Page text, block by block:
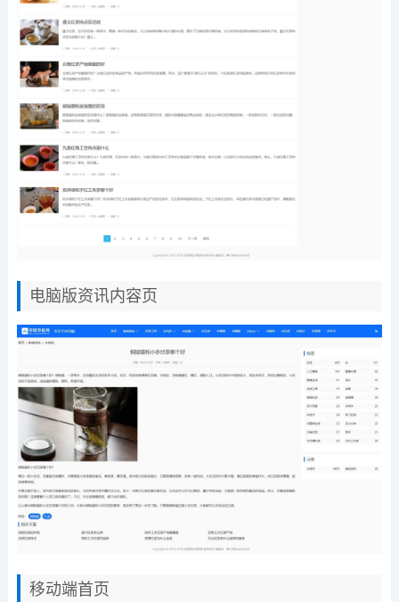
电脑版资讯内容页
移动端首页